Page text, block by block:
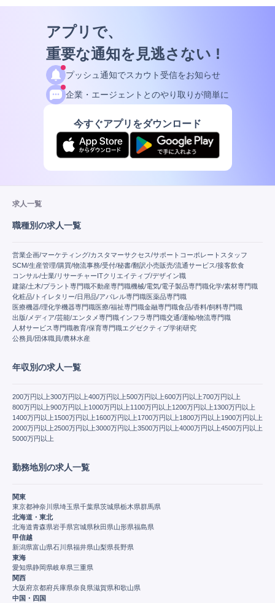
アプリで、
重要な通知を見逃さない !
プッシュ通知でスカウト受信をお知らせ
企業・エージェントとのやり取りが簡単に
今すぐアプリをダウンロード
求人一覧
職種別の求人一覧
営業企画/マーケティング/カスタマーサクセス/サポート コーポレートスタッフ
SCM/生産管理/購買/物流事務/受付/秘書/翻訳小売販売/流通サービス/接客飲食
コンサル/士業/リサーチャー ITクリエイティブ/デザイン職
建築/土木/プラント専門職不動産専門職機械/電気/電子製品専門職化学/素材専門職
化粧品/トイレタリー/日用品/アパレル専門職医薬品専門職
医療機器/理化学機器専門職医療/福祉専門職金融専門職食品/香料/飼料専門職
出版/メディア/芸能/エンタメ専門職インフラ専門職交通/運輸/物流専門職
人材サービス専門職教育/保育専門職エグゼクティブ学術研究
公務員/団体職員/農林水産
年収別の求人一覧
200万円以上300万円以上400万円以上500万円以上600万円以上700万円以上
800万円以上900万円以上1000万円以上1100万円以上1200万円以上1300万円以上
1400万円以上1500万円以上1600万円以上1700万円以上1800万円以上1900万円以上
2000万円以上2500万円以上3000万円以上3500万円以上4000万円以上4500万円以上
5000万円以上
勤務地別の求人一覧
関東
東京都神奈川県埼玉県千葉県茨城県栃木県群馬県
北海道・東北
北海道青森県岩手県宮城県秋田県山形県福島県
甲信越
新潟県富山県石川県福井県山梨県長野県
東海
愛知県静岡県岐阜県三重県
関西
大阪府京都府兵庫県奈良県滋賀県和歌山県
中国・四国